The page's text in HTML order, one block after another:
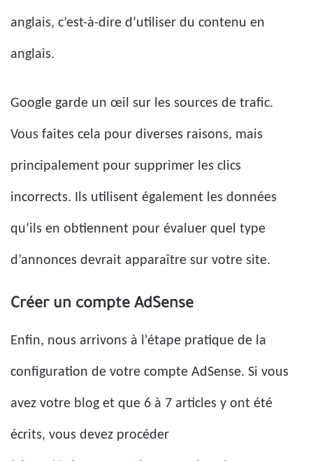
anglais, c’est-à-dire d’utiliser du contenu en
anglais.
Google garde un œil sur les sources de trafic.
Vous faites cela pour diverses raisons, mais
principalement pour supprimer les clics
incorrects. Ils utilisent également les données
qu’ils en obtiennent pour évaluer quel type
d’annonces devrait apparaître sur votre site.
Créer un compte AdSense
Enfin, nous arrivons à l'étape pratique de la
configuration de votre compte AdSense. Si vous
avez votre blog et que 6 à 7 articles y ont été
écrits, vous devez procéder